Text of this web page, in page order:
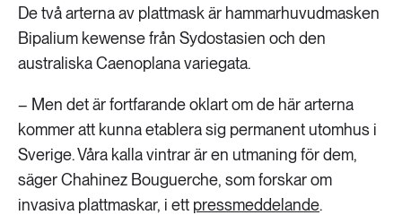
De två arterna av plattmask är hammarhuvudmasken
Bipalium kewense från Sydostasien och den
australiska Caenoplana variegata.
– Men det är fortfarande oklart om de här arterna
kommer att kunna etablera sig permanent utomhus i
Sverige. Våra kalla vintrar är en utmaning för dem,
säger Chahinez Bouguerche, som forskar om
invasiva plattmaskar, i ett pressmeddelande.